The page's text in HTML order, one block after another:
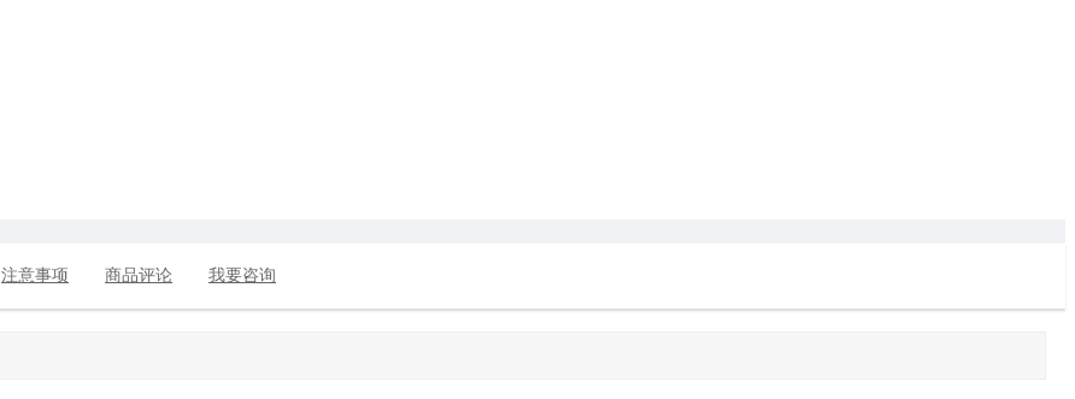
注意事项 商品评论 我要咨询